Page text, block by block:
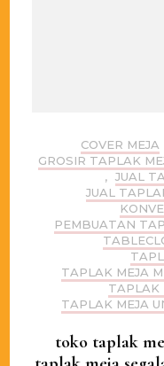
COVER MEJA
GROSIR TAPLAK
, JUAL
JUAL
PEMBUATAN
TAPLAK MEJA
TAPLAK
TAPLAK MEJA
toko taplak